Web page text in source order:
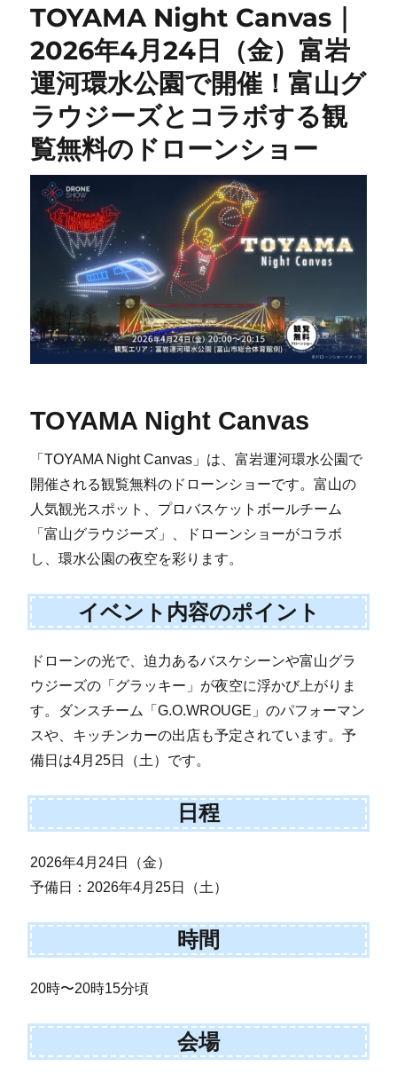
TOYAMA Night Canvas｜
2026年4月24日（金）富岩
運河環水公園で開催！富山グ
ラウジーズとコラボする観
覧無料のドローンショー
TOYAMA Night Canvas
「TOYAMA Night Canvas」は、富岩運河環水公園で
開催される観覧無料のドローンショーです。富山の
人気観光スポット、プロバスケットボールチーム
「富山グラウジーズ」、ドローンショーがコラボ
し、環水公園の夜空を彩ります。
イベント内容のポイント
ドローンの光で、迫力あるバスケシーンや富山グラ
ウジーズの「グラッキー」が夜空に浮かび上がりま
す。ダンスチーム「G.O.WROUGE」のパフォーマン
スや、キッチンカーの出店も予定されています。予
備日は4月25日（土）です。
日程
2026年4月24日（金）
予備日：2026年4月25日（土）
時間
20時〜20時15分頃
会場